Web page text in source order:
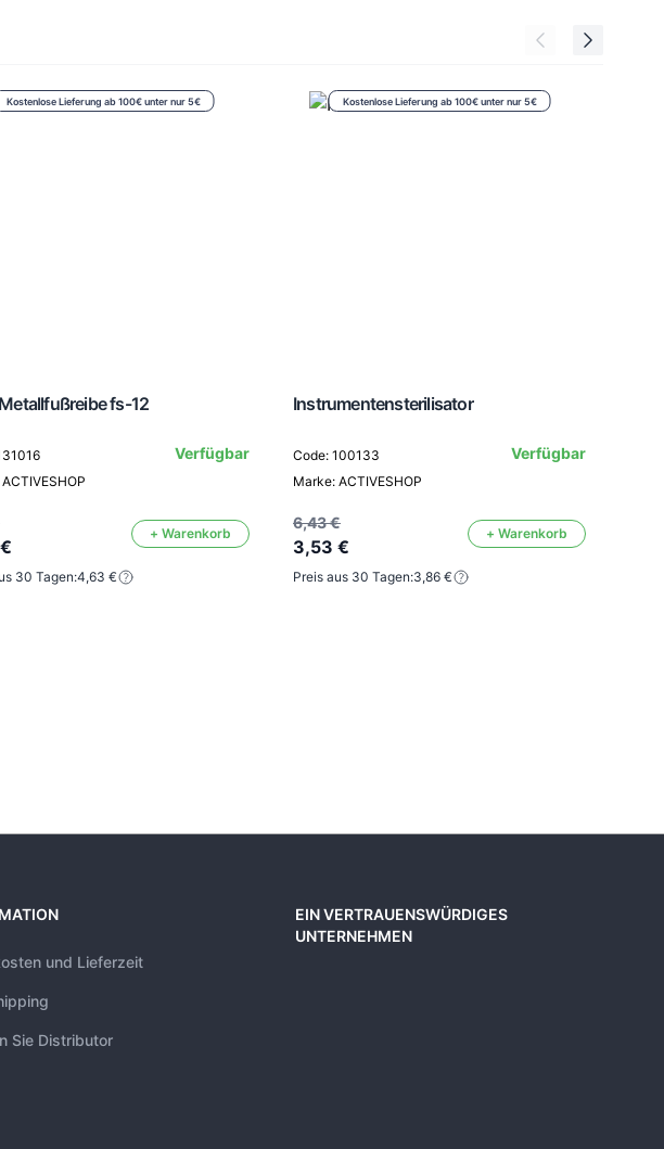
Kostenlose Lieferung ab 100€ unter nur 5€
fs-12
Verfügbar
+ Warenkorb
30 Tagen:4,63 €
Kostenlose Lieferung ab 100€ unter nur 5€
Instrumentensterilisator
Code: 100133
Marke: ACTIVESHOP
Verfügbar
6,43 €
3,53 €
+ Warenkorb
Preis aus 30 Tagen:3,86 €
und Lieferzeit
Sie Distributor
EIN VERTRAUENSWÜRDIGES
UNTERNEHMEN